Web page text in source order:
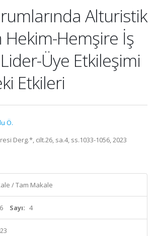
Alturistik
Hekim-Hemşire İş
Üye Etkileşimi
Etkileri
Ö.
Derg.*, cilt.26, sa.4, ss.1033-1056, 2023
/ Tam Makale
Sayı: 4